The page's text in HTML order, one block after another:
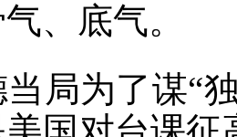
、底气。
局为了谋“